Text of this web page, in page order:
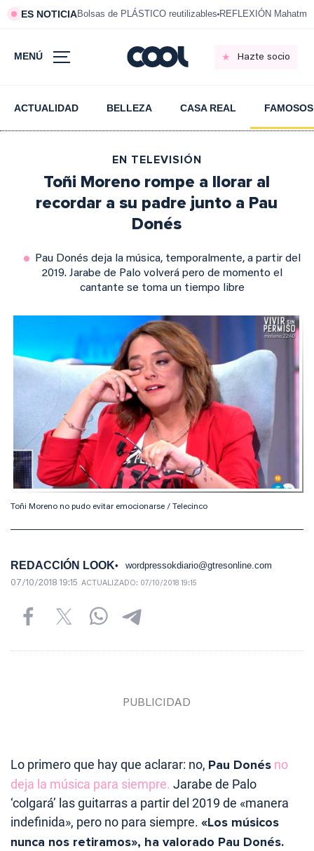
ES NOTICIABolsas de PLÁSTICO reutilizables REFLEXIÓN
MENÚ Hazte socio
ACTUALIDAD BELLEZA CASA REAL FAMOSOS
EN TELEVISIÓN
Toñi Moreno rompe a llorar al
recordar a su padre junto a Pau
Donés
Pau Donés deja la música, temporalmente, a partir del
2019. Jarabe de Palo volverá pero de momento el
cantante se toma un tiempo libre
Toñi Moreno no pudo evitar emocionarse / Telecinco
REDACCIÓN LOOK wordpressokdiario@gtresonline.com
07/10/2018 19:15 ACTUALIZADO: 07/10/2018 19:15
Lo primero que hay que aclarar: no, Pau Donés no
deja la música para siempre. Jarabe de Palo
‘colgará’ las guitarras a partir del 2019 de «manera
indefinida», pero no para siempre. «Los músicos
nunca nos retiramos», ha valorado Pau Donés.